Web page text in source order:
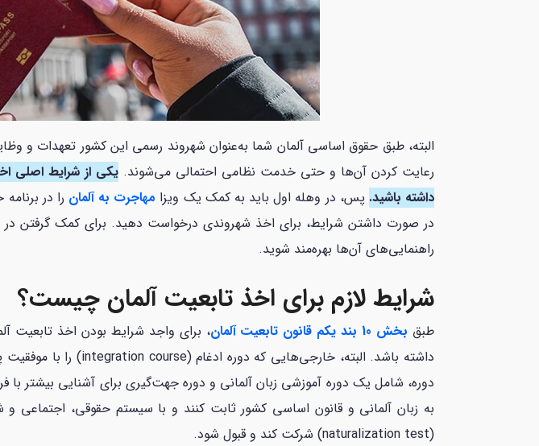
البته، طبق حقوق اساسی آلمان شما به‌عنوان شهروند رسمی این کشور تعهدات و
رعایت کردن آن‌ها و حتی خدمت نظامی احتمالی می‌شوند.
داشته باشید. پس، در وهله اول باید به کمک یک ویزا مهاجرت به آلمان را در
در صورت داشتن شرایط، برای اخذ شهروندی درخواست دهید. برای کمک گرفتن در
راهنمایی‌های آن‌ها بهره‌مند شوید.
شرایط لازم برای اخذ تابعیت آلمان چیست؟
طبق بخش 10 بند یکم قانون تابعیت آلمان
دوره، شامل یک دوره آموزشی زبان آلمانی و دوره جهت‌گیری برای آشنایی بیشتر با
به زبان آلمانی و قانون اساسی کشور ثابت کنند و با سیستم حقوقی، اجتماعی و
(naturalization test) شرکت کند و قبول شود.